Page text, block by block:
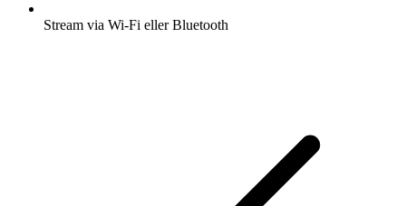
Stream via Wi-Fi eller Bluetooth